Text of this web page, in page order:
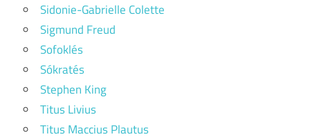
Sidonie-Gabrielle Colette
Sigmund Freud
Sofoklés
Sókratés
Stephen King
Titus Livius
Titus Maccius Plautus